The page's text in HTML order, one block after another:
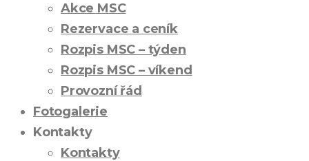
Akce MSC
Rezervace a ceník
Rozpis MSC – týden
Rozpis MSC – víkend
Provozní řád
Fotogalerie
Kontakty
Kontakty